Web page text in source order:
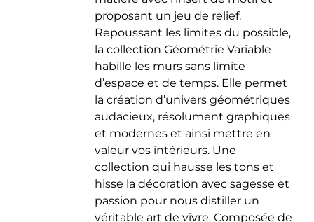
produit
proposant un jeu de relief.
Repoussant les limites du possible,
la collection Géométrie Variable
habille les murs sans limite
d’espace et de temps. Elle permet
la création d’univers géométriques
audacieux, résolument graphiques
et modernes et ainsi mettre en
valeur vos intérieurs. Une
collection qui hausse les tons et
hisse la décoration avec sagesse et
passion pour nous distiller un
véritable art de vivre. Composée de